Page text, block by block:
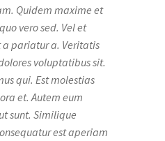
Quidem maxime et
vero sed. Vel et
pariatur a. Veritatis
voluptatibus sit.
qui. Est molestias
et. Autem eum
sunt. Similique
est aperiam